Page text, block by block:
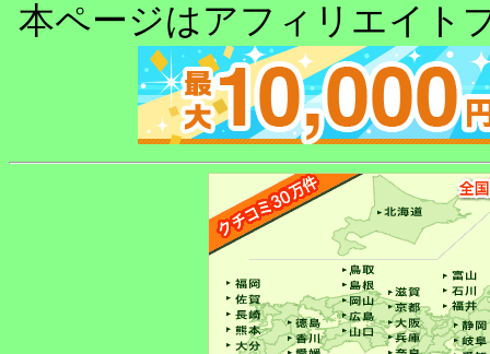
本ページはアフィリエイト